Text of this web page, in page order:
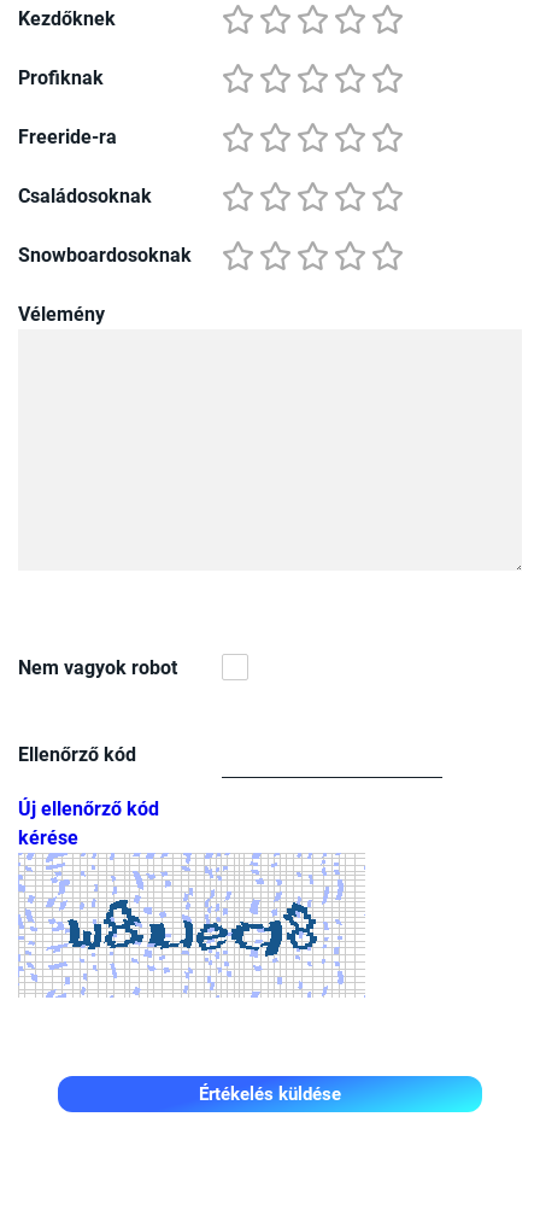
Kezdőknek
Profiknak
Freeride-ra
Családosoknak
Snowboardosoknak
Vélemény
Nem vagyok robot
Ellenőrző kód
Új ellenőrző kód
kérése
Értékelés küldése